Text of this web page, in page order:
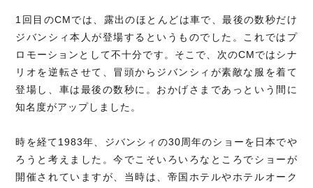
1回目のCMでは、露出のほとんどは車で、最後の数秒だけ
ジバンシィ本人が登場するというものでした。これではプ
ロモーションとして不十分です。そこで、次のCMではシナ
リオを逆転させて、冒頭からジバンシィが素敵な服を着て
登場し、車は最後の数秒に。おかげさまであっという間に
知名度がアップしました。
時を経て1983年、ジバンシィの30周年のショーを日本でや
ろうと考えました。今でこそいろいろなところでショーが
開催されていますが、当時は、帝国ホテルやホテルオーク